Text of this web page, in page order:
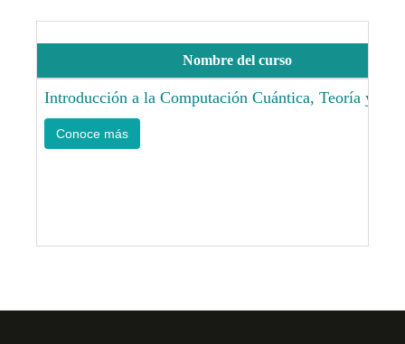
Nombre del curso
Introducción a la Computación Cuántica, Teoría y
Conoce más